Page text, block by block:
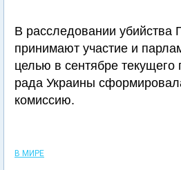
В расследовании убийства
принимают участие и
целью в сентябре текущего
рада Украины
комиссию.
В МИРЕ